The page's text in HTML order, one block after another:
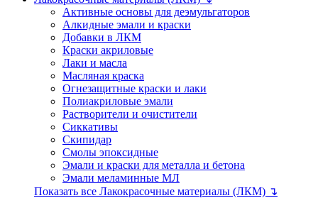
Активные основы для деэмульгаторов
Алкидные эмали и краски
Добавки в ЛКМ
Краски акриловые
Лаки и масла
Масляная краска
Огнезащитные краски и лаки
Полиакриловые эмали
Растворители и очистители
Сиккативы
Скипидар
Смолы эпоксидные
Эмали и краски для металла и бетона
Эмали меламинные МЛ
Показать все Лакокрасочные материалы (ЛКМ) ↴